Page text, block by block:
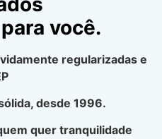
você.
regularizadas e
desde 1996.
quer tranquilidade